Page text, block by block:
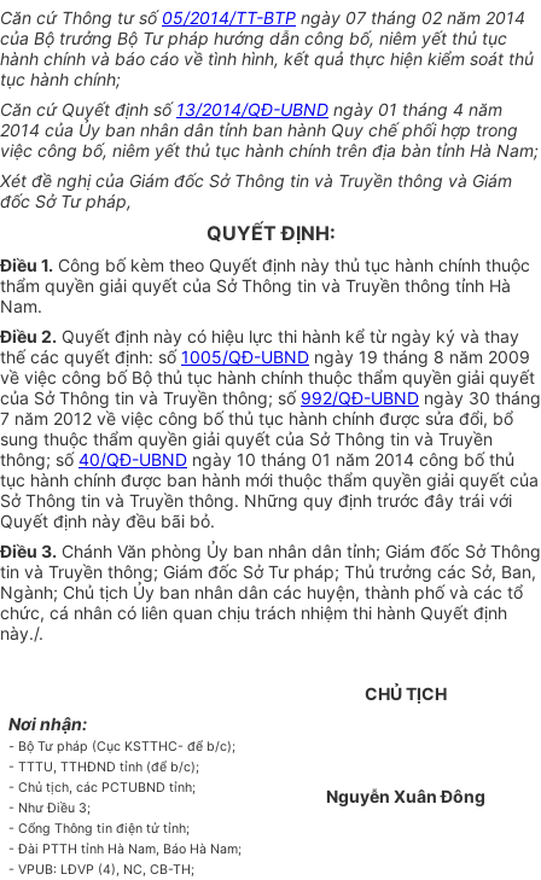
Căn cứ Thông tư số05/2014/TT-BTP ngày 07 tháng 02 năm 2014
của Bộ trưởng Bộ Tư pháp hướng dẫn công bố, niêm yết thủ tục
hành chính và báo cáo về tình hình, kết quả thực hiện kiểm soát thủ
tục hành chính;
Căn cứ Quyết định số13/2014/QĐ-UBND ngày 01 tháng 4 năm
2014 của Ủy ban nhân dân tỉnh ban hành Quy chế phối hợp trong
việc công bố, niêm yết thủ tục hành chính trên địa bàn tỉnh Hà Nam;
Xét đề nghị của Giám đốc Sở Thông tin và Truyền thông và Giám
đốc Sở Tư pháp,
QUYẾT ĐỊNH:
Điều 1. Công bố kèm theo Quyết định này thủ tục hành chính thuộc
thẩm quyền giải quyết của Sở Thông tin và Truyền thông tỉnh Hà
Nam.
Điều 2. Quyết định này có hiệu lực thi hành kể từ ngày ký và thay
thế các quyết định: số1005/QĐ-UBND ngày 19 tháng 8 năm 2009
về việc công bố Bộ thủ tục hành chính thuộc thẩm quyền giải quyết
của Sở Thông tin và Truyền thông; số 992/QĐ-UBND ngày 30 tháng
7 năm 2012 về việc công bố thủ tục hành chính được sửa đổi, bổ
sung thuộc thẩm quyền giải quyết của Sở Thông tin và Truyền
thông; số40/QĐ-UBND ngày 10 tháng 01 năm 2014 công bố thủ
tục hành chính được ban hành mới thuộc thẩm quyền giải quyết của
Sở Thông tin và Truyền thông. Những quy định trước đây trái với
Quyết định này đều bãi bỏ.
Điều 3. Chánh Văn phòng Ủy ban nhân dân tỉnh; Giám đốc Sở Thông
tin và Truyền thông; Giám đốc Sở Tư pháp; Thủ trưởng các Sở, Ban,
Ngành; Chủ tịch Ủy ban nhân dân các huyện, thành phố và các tổ
chức, cá nhân có liên quan chịu trách nhiệm thi hành Quyết định
này./.
Nơi nhận:
- Bộ Tư pháp (Cục KSTTHC- để b/c);
- TTTU, TTHĐND tỉnh (để b/c);
- Chủ tịch, các PCTUBND tỉnh;
- Như Điều 3;
- Cổng Thông tin điện tử tỉnh;
- Đài PTTH tỉnh Hà Nam, Báo Hà Nam;
- VPUB: LĐVP (4), NC, CB-TH;
CHỦ TỊCH
Nguyễn Xuân Đông